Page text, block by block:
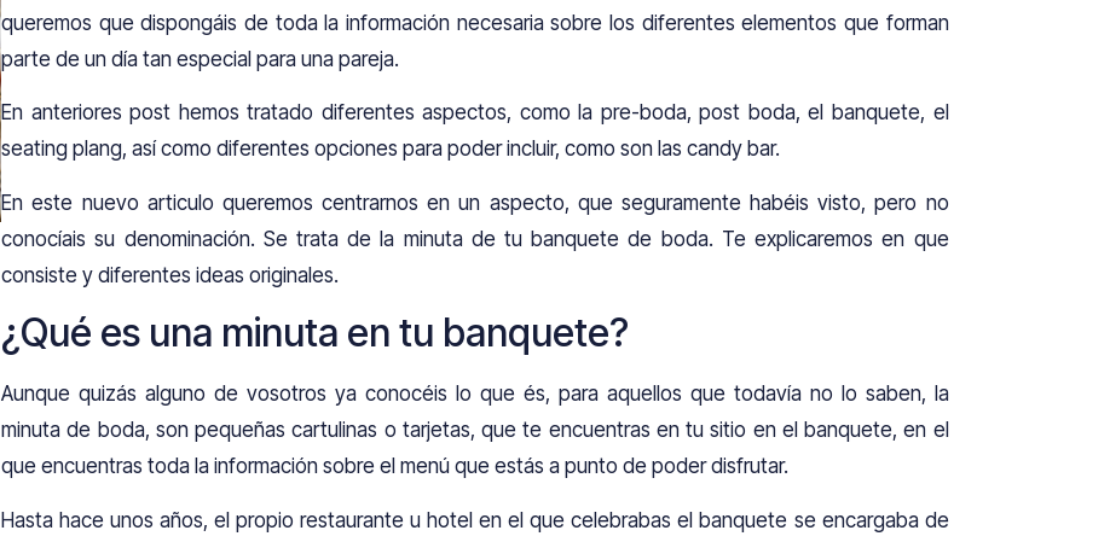
queremos que dispongáis de toda la información necesaria sobre los diferentes elementos que forman
parte de un día tan especial para una pareja.
En anteriores post hemos tratado diferentes aspectos, como la pre-boda, post boda, el banquete, el
seating plang, así como diferentes opciones para poder incluir, como son las candy bar.
En este nuevo articulo queremos centrarnos en un aspecto, que seguramente habéis visto, pero no
conocíais su denominación. Se trata de la minuta de tu banquete de boda. Te explicaremos en que
consiste y diferentes ideas originales.
¿Qué es una minuta en tu banquete?
Aunque quizás alguno de vosotros ya conocéis lo que és, para aquellos que todavía no lo saben, la
minuta de boda, son pequeñas cartulinas o tarjetas, que te encuentras en tu sitio en el banquete, en el
que encuentras toda la información sobre el menú que estás a punto de poder disfrutar.
Hasta hace unos años, el propio restaurante u hotel en el que celebrabas el banquete se encargaba de